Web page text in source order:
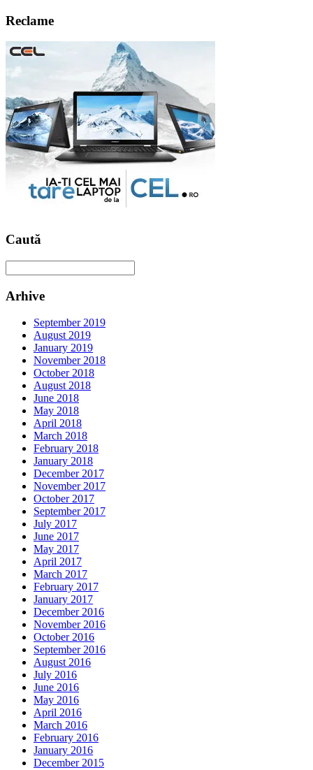
Reclame
Caută
Arhive
September 2019
August 2019
January 2019
November 2018
October 2018
August 2018
June 2018
May 2018
April 2018
March 2018
February 2018
January 2018
December 2017
November 2017
October 2017
September 2017
July 2017
June 2017
May 2017
April 2017
March 2017
February 2017
January 2017
December 2016
November 2016
October 2016
September 2016
August 2016
July 2016
June 2016
May 2016
April 2016
March 2016
February 2016
January 2016
December 2015